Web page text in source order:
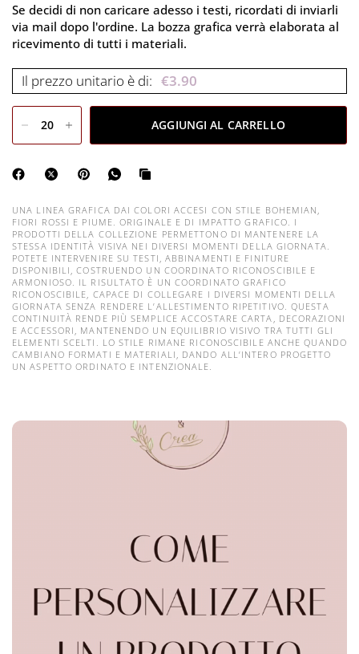
Se decidi di non caricare adesso i testi, ricordati di inviarli
via mail dopo l'ordine. La bozza grafica verrà elaborata al
ricevimento di tutti i materiali.
Il prezzo unitario è di: €3.90
AGGIUNGI AL CARRELLO
UNA LINEA GRAFICA DAI COLORI ACCESI CON STILE BOHEMIAN,
FIORI ROSSI E PIUME. ORIGINALE E DI IMPATTO GRAFICO. I
PRODOTTI DELLA COLLEZIONE PERMETTONO DI MANTENERE LA
STESSA IDENTITÀ VISIVA NEI DIVERSI MOMENTI DELLA GIORNATA.
POTETE INTERVENIRE SU TESTI, ABBINAMENTI E FINITURE
DISPONIBILI, COSTRUENDO UN COORDINATO RICONOSCIBILE E
ARMONIOSO. IL RISULTATO È UN COORDINATO GRAFICO
RICONOSCIBILE, CAPACE DI COLLEGARE I DIVERSI MOMENTI DELLA
GIORNATA SENZA RENDERE L’ALLESTIMENTO RIPETITIVO. QUESTA
CONTINUITÀ RENDE PIÙ SEMPLICE ACCOSTARE CARTA, DECORAZIONI
E ACCESSORI, MANTENENDO UN EQUILIBRIO VISIVO TRA TUTTI GLI
ELEMENTI SCELTI. LO STILE RIMANE RICONOSCIBILE ANCHE QUANDO
CAMBIANO FORMATI E MATERIALI, DANDO ALL’INTERO PROGETTO
UN ASPETTO ORDINATO E INTENZIONALE.